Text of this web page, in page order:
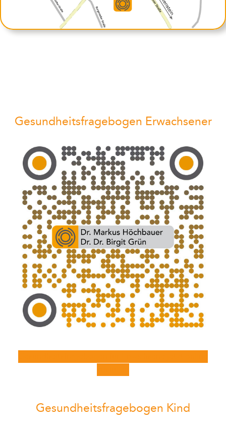
Gesundheitsfragebogen Erwachsener
Gesundheitsfragebogen Kind